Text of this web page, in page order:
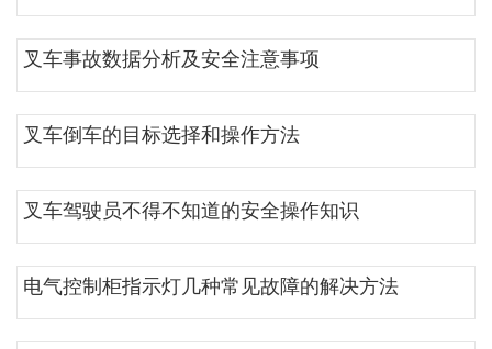
叉车事故数据分析及安全注意事项
叉车倒车的目标选择和操作方法
叉车驾驶员不得不知道的安全操作知识
电气控制柜指示灯几种常见故障的解决方法